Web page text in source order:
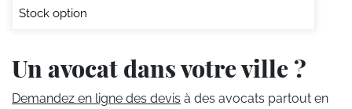
Stock option
Un avocat dans votre ville ?
Demandez en ligne des devis à des avocats partout en